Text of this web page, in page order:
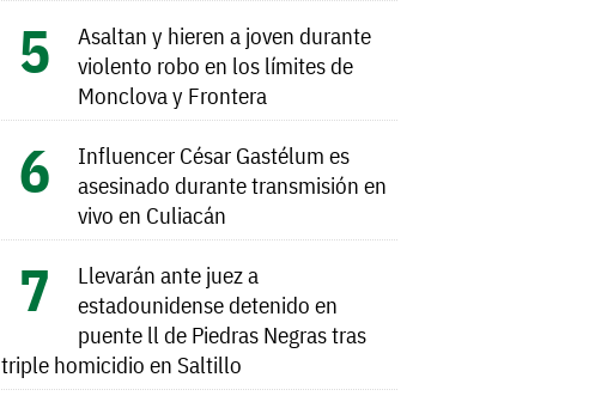
Asaltan y hieren a joven durante
violento robo en los límites de
Monclova y Frontera
Influencer César Gastélum es
asesinado durante transmisión en
vivo en Culiacán
Llevarán ante juez a
estadounidense detenido en
puente ll de Piedras Negras tras
triple homicidio en Saltillo